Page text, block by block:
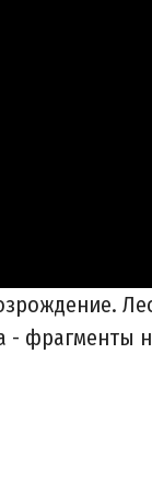
- фрагменты